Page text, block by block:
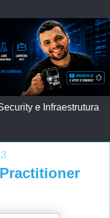
e Infraestrutura